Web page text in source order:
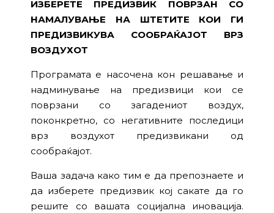
ИЗБЕРЕТЕ ПРЕДИЗВИК ПОВРЗАН СО
НАМАЛУВАЊЕ НАШТЕТИТЕ КОИ ГИ
ПРЕДИЗВИКУВА СООБРАЌАЈОТ ВРЗ
ВОЗДУХОТ
Програмата е насочена кон решавање и
надминување на предизвици кои се
поврзани со загадениот воздух,
поконкретно, со негативните последици
врз воздухот предизвикани од
сообраќајот.
Ваша задача како тим е да препознаете и
да изберете предизвик кој сакате да го
решите со вашата социјална иновација.